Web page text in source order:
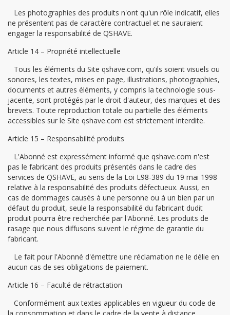
Les photographies des produits n'ont qu'un rôle indicatif, elles
ne présentent pas de caractère contractuel et ne sauraient
engager la responsabilité de QSHAVE.
Article 14 – Propriété intellectuelle
Tous les éléments du Site qshave.com, qu'ils soient visuels ou
sonores, les textes, mises en page, illustrations, photographies,
documents et autres éléments, y compris la technologie sous-
jacente, sont protégés par le droit d'auteur, des marques et des
brevets. Toute reproduction totale ou partielle des éléments
accessibles sur le Site qshave.com est strictement interdite.
Article 15 – Responsabilité produits
L'Abonné est expressément informé que qshave.com n'est
pas le fabricant des produits présentés dans le cadre des
services de QSHAVE, au sens de la Loi L98-389 du 19 mai 1998
relative à la responsabilité des produits défectueux. Aussi, en
cas de dommages causés à une personne ou à un bien par un
défaut du produit, seule la responsabilité du fabricant dudit
produit pourra être recherchée par l'Abonné. Les produits de
rasage que nous diffusons suivent le régime de garantie du
fabricant.
Le fait pour l'Abonné d'émettre une réclamation ne le délie en
aucun cas de ses obligations de paiement.
Article 16 – Faculté de rétractation
Conformément aux textes applicables en vigueur du code de